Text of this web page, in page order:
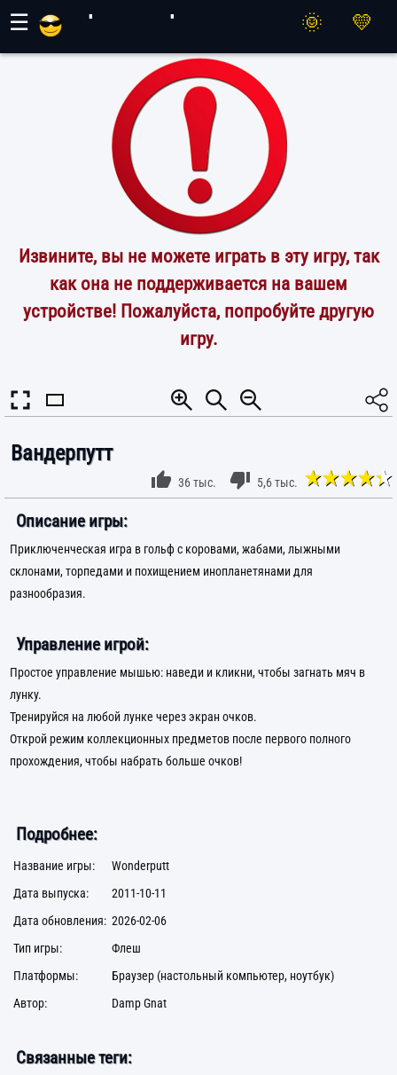
☰
Извините, вы не можете играть в эту игру, так
как она не поддерживается на вашем
устройстве! Пожалуйста, попробуйте другую
игру.
Вандерпутт
36 тыс. 5,6 тыс.
Описание игры:
Приключенческая игра в гольф с коровами, жабами, лыжными
склонами, торпедами и похищением инопланетянами для
разнообразия.
Управление игрой:
Простое управление мышью: наведи и кликни, чтобы загнать мяч в
лунку.
Тренируйся на любой лунке через экран очков.
Открой режим коллекционных предметов после первого полного
прохождения, чтобы набрать больше очков!
Подробнее:
Название игры:
Wonderputt
Дата выпуска:
2011-10-11
Дата обновления: 2026-02-06
Тип игры:
Флеш
Платформы:
Браузер (настольный компьютер, ноутбук)
Автор:
Damp Gnat
Связанные теги: